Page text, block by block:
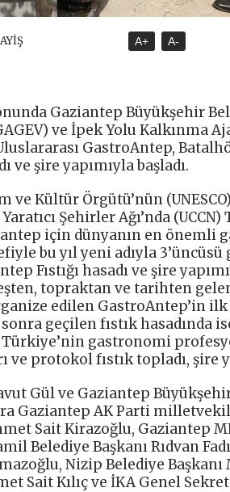
A+ A-
Gaziantep Büyükşehir
ve İpek Yolu Kalkınma
GastroAntep,
ve şire yapımıyla başladı.
Kültür Örgütü’nün
Şehirler Ağı’nda
için dünyanın en önemli
bu yıl yeni adıyla
Fıstığı hasadı ve şire
topraktan ve tarihten
edilen GastroAntep’in
geçilen fıstık hasadında
Türkiye’nin gastronomi
protokol fıstık topladı, şire
Gül ve Gaziantep
Gaziantep AK Parti
Sait Kirazoğlu, Gaziantep
Belediye Başkanı Rıdvan
Nizip Belediye Başkanı
Sait Kılıç ve İKA Genel